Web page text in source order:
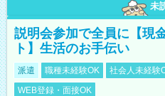
未
説明会参加で全員に【現
ト】生活のお手伝い
派遣 職種未経験OK 社会人未経験
WEB登録・面接OK